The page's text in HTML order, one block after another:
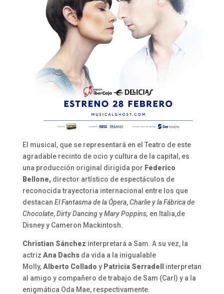
El musical, que se representará en el Teatro de este
agradable recinto de ocio y cultura de la capital, es
una producción original dirigida por Federico
Bellone,director artístico de espectáculos de
reconocida trayectoria internacional entre los que
destacan El Fantasma de la Ópera,Charlie y la Fábrica de
Chocolate,Dirty DancingyMary Poppins, en Italia,de
Disney y Cameron Mackintosh.
Christian Sánchez interpretará a Sam. A su vez, la
actriz Ana Dachsda vida a la inigualable
Molly,Alberto Collado yPatricia Serradell interpretan
al amigo y compañero de trabajo de Sam (Carl) y a la
enigmática Oda Mae, respectivamente.